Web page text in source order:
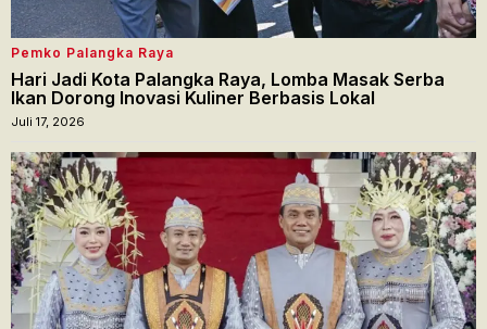
Pemko Palangka Raya
Hari Jadi Kota Palangka Raya, Lomba Masak Serba
Ikan Dorong Inovasi Kuliner Berbasis Lokal
Juli 17, 2026